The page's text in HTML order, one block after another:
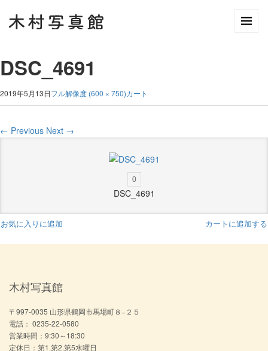
DSC_4691
2019年5月13日フル解像度 (600 × 750)カート
← Previous Next →
0
DSC_4691
お気に入りに追加 カートに追加する
木村写真館
〒997-0035 山形県鶴岡市馬場町８−２５
電話： 0235-22-0580
営業時間：9:30～18:30
定休日：第1.第2.第5水曜日